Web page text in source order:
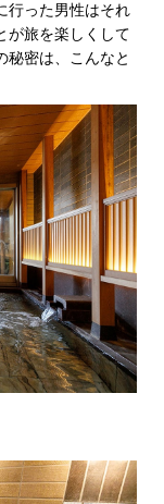
行った男性はそれ
が旅を楽しくして
密は、こんなと